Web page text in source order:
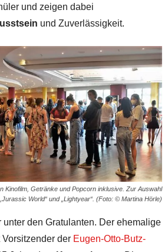
und zeigen dabei
und Zuverlässigkeit.
Kinofilm, Getränke und Popcorn inklusive. Zur Auswahl
World“ und „Lightyear“. (Foto: © Martina Hörle)
den Gratulanten. Der ehemalige
der Eugen-Otto-Butz-